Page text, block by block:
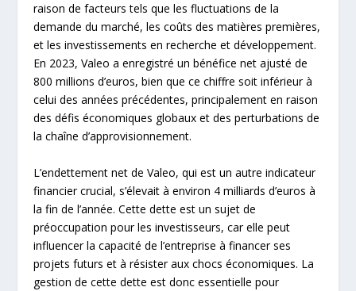
raison de facteurs tels que les fluctuations de la
demande du marché, les coûts des matières premières,
et les investissements en recherche et développement.
En 2023, Valeo a enregistré un bénéfice net ajusté de
800 millions d’euros, bien que ce chiffre soit inférieur à
celui des années précédentes, principalement en raison
des défis économiques globaux et des perturbations de
la chaîne d’approvisionnement.
L’endettement net de Valeo, qui est un autre indicateur
financier crucial, s’élevait à environ 4 milliards d’euros à
la fin de l’année. Cette dette est un sujet de
préoccupation pour les investisseurs, car elle peut
influencer la capacité de l’entreprise à financer ses
projets futurs et à résister aux chocs économiques. La
gestion de cette dette est donc essentielle pour